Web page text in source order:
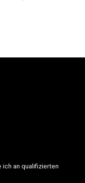
ich an qualifizierten